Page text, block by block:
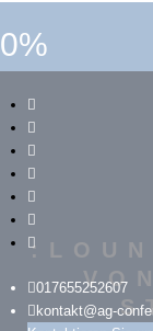
0%
017655252607
kontakt@ag-